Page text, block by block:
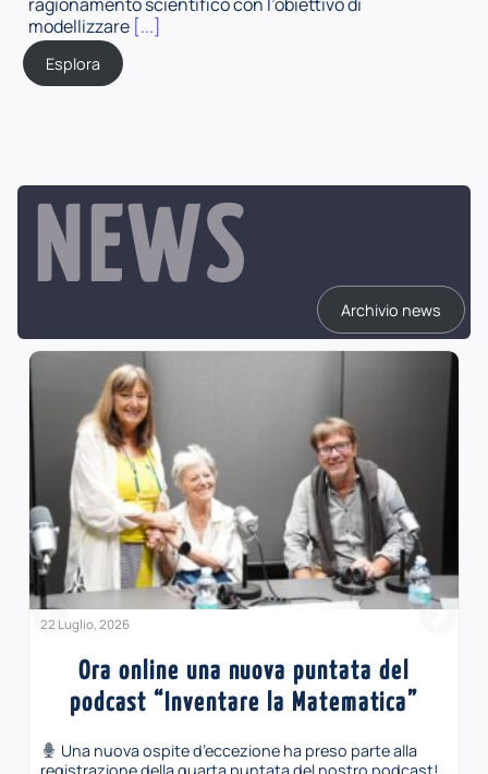
modellizzare [...]
Esplora
NEWS
Archivio news
22 Luglio, 2026
Ora online una nuova puntata del
podcast “Inventare la Matematica”
Una nuova ospite d’eccezione ha preso parte alla